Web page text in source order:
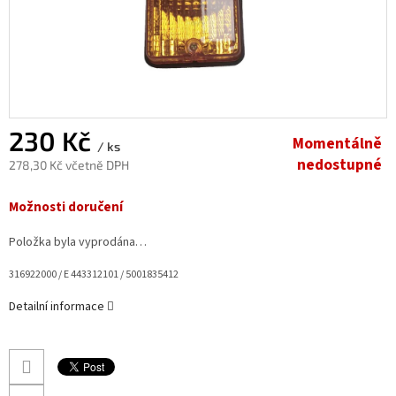
230 Kč / ks
278,30 Kč včetně DPH
cena:
Momentálně
nedostupné
Možnosti doručení
Položka byla vyprodána…
316922000 / E 443312101 / 5001835412
Detailní informace